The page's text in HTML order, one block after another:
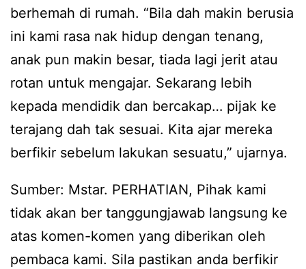
berhemah di rumah. “Bila dah makin berusia
ini kami rasa nak hidup dengan tenang,
anak pun makin besar, tiada lagi jerit atau
rotan untuk mengajar. Sekarang lebih
kepada mendidik dan bercakap… pijak ke
terajang dah tak sesuai. Kita ajar mereka
berfikir sebelum lakukan sesuatu,” ujarnya.
Sumber: Mstar. PERHATIAN, Pihak kami
tidak akan ber tanggungjawab langsung ke
atas komen-komen yang diberikan oleh
pembaca kami. Sila pastikan anda berfikir